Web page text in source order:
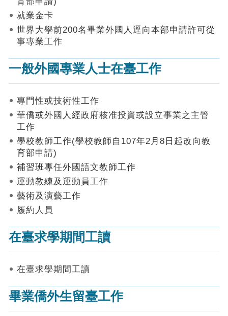
申
及
工
知
機
申
請
表
上
申
請
請
進
就業金卡
世界大學前200名畢業外國人逕向本部申請許可從
事專業工作
一般外國專業人士在臺工作
專門性或技術性工作
華僑或外國人經政府核准投資或設立事業之主管
工作
學校教師工作(學校教師自107年2月8日起改向教
育部申請)
補習班專任外國語文教師工作
運動教練及運動員工作
藝術及演藝工作
履約人員
在臺求學期間工讀
在臺求學期間工讀
畢業僑外生留臺工作